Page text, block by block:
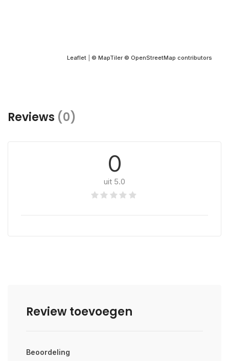
Leaflet © MapTiler © OpenStreetMap contributors
Reviews (0)
0
uit 5.0
Review toevoegen
Beoordeling